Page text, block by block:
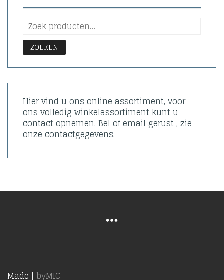
ZOEKEN
Hier vind u ons online assortiment, voor
ons volledig winkelassortiment kunt u
contact opnemen. Bel of email gerust , zie
onze contactgegevens.
Made | byMIC